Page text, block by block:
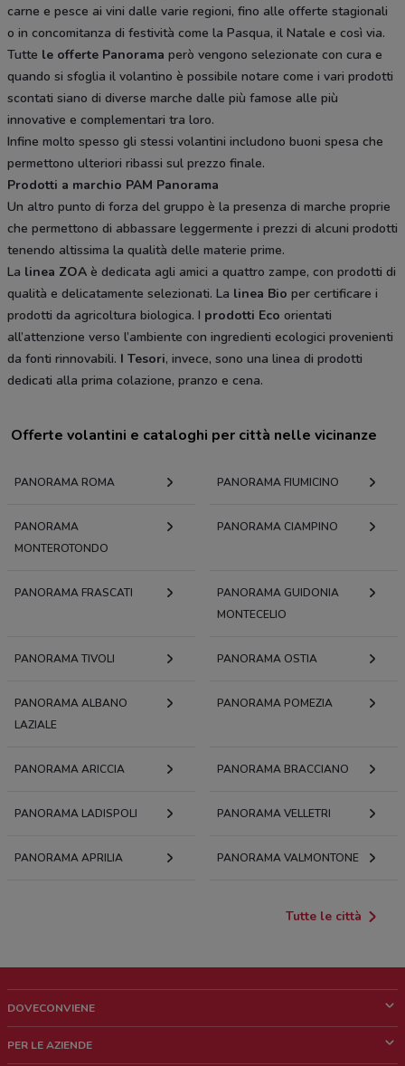
carne e pesce ai vini dalle varie regioni, fino alle offerte stagionali
o in concomitanza di festività come la Pasqua, il Natale e così via.
Tutte le offerte Panorama però vengono selezionate con cura e
quando si sfoglia il volantino è possibile notare come i vari prodotti
scontati siano di diverse marche dalle più famose alle più
innovative e complementari tra loro.
Infine molto spesso gli stessi volantini includono buoni spesa che
permettono ulteriori ribassi sul prezzo finale.
Prodotti a marchio PAM Panorama
Un altro punto di forza del gruppo è la presenza di marche proprie
che permettono di abbassare leggermente i prezzi di alcuni prodotti
tenendo altissima la qualità delle materie prime.
La linea ZOA è dedicata agli amici a quattro zampe, con prodotti di
qualità e delicatamente selezionati. La linea Bio per certificare i
prodotti da agricoltura biologica. I prodotti Eco orientati
all’attenzione verso l’ambiente con ingredienti ecologici provenienti
da fonti rinnovabili. I Tesori, invece, sono una linea di prodotti
dedicati alla prima colazione, pranzo e cena.
Offerte volantini e cataloghi per città nelle vicinanze
PANORAMA ROMA PANORAMA FIUMICINO
PANORAMA
MONTEROTONDO
PANORAMA CIAMPINO
PANORAMA FRASCATI
PANORAMA GUIDONIA
MONTECELIO
PANORAMA TIVOLI PANORAMA OSTIA
PANORAMA ALBANO
LAZIALE
PANORAMA POMEZIA
PANORAMA ARICCIA PANORAMA BRACCIANO
PANORAMA LADISPOLI PANORAMA VELLETRI
PANORAMA APRILIA PANORAMA VALMONTONE
Tutte le città
DOVECONVIENE
PER LE AZIENDE